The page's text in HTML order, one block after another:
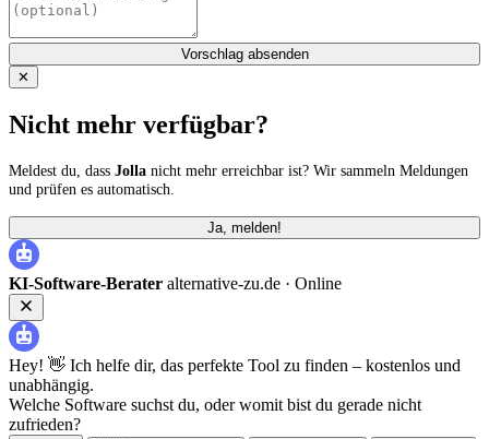
Vorschlag absenden
✕
Nicht mehr verfügbar?
Meldest du, dass Jolla nicht mehr erreichbar ist? Wir sammeln Meldungen
und prüfen es automatisch.
Ja, melden!
KI-Software-Berater alternative-zu.de · Online
Hey! 👋 Ich helfe dir, das perfekte Tool zu finden – kostenlos und
unabhängig.
Welche Software suchst du, oder womit bist du gerade nicht
zufrieden?